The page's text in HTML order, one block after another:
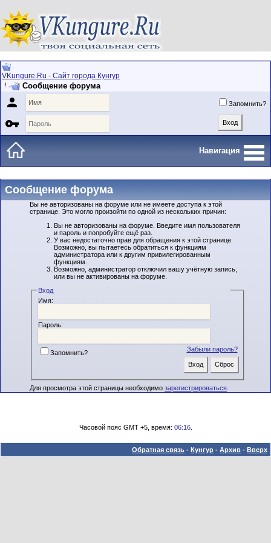
VKungure.Ru - Сайт города Кунгур
Сообщение форума
 Запомнить?

Навигация
Сообщение форума
Вы не авторизованы на форуме или не имеете доступа к этой
странице. Это могло произойти по одной из нескольких причин:
Вы не авторизованы на форуме. Введите имя пользователя
и пароль и попробуйте ещё раз.
У вас недостаточно прав для обращения к этой странице.
Возможно, вы пытаетесь обратиться к функциям
администратора или к другим привилегированным
функциям.
Возможно, администратор отключил вашу учётную запись,
или вы не активированы на форуме.
Вход
Имя:
Пароль:
Забыли пароль?
Запомнить?
Для просмотра этой страницы необходимо зарегистрироваться
Часовой пояс GMT +5, время: 06:16.
Обратная связь - Кунгур - Архив - Вверх